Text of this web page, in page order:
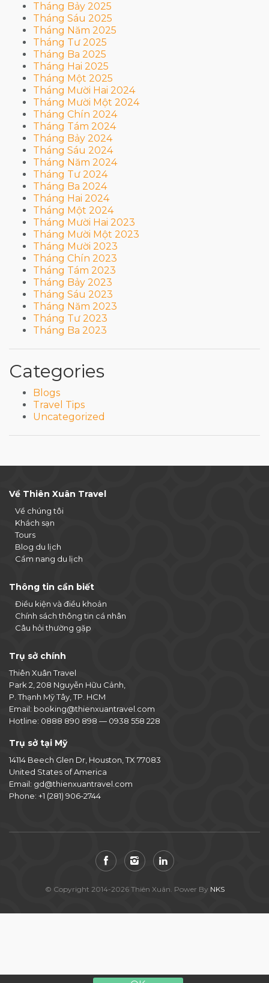
Tháng Bảy 2025
Tháng Sáu 2025
Tháng Năm 2025
Tháng Tư 2025
Tháng Ba 2025
Tháng Hai 2025
Tháng Một 2025
Tháng Mười Hai 2024
Tháng Mười Một 2024
Tháng Chín 2024
Tháng Tám 2024
Tháng Bảy 2024
Tháng Sáu 2024
Tháng Năm 2024
Tháng Tư 2024
Tháng Ba 2024
Tháng Hai 2024
Tháng Một 2024
Tháng Mười Hai 2023
Tháng Mười Một 2023
Tháng Mười 2023
Tháng Chín 2023
Tháng Tám 2023
Tháng Bảy 2023
Tháng Sáu 2023
Tháng Năm 2023
Tháng Tư 2023
Tháng Ba 2023
Categories
Blogs
Travel Tips
Uncategorized
Về Thiên Xuân Travel
Về chúng tôi
Khách sạn
Tours
Blog du lịch
Cẩm nang du lịch
Thông tin cần biết
Điều kiện và điều khoản
Chính sách thông tin cá nhân
Câu hỏi thường gặp
Trụ sở chính
Thiên Xuân Travel
Park 2, 208 Nguyễn Hữu Cảnh,
P. Thạnh Mỹ Tây, TP. HCM
Email: booking@thienxuantravel.com
Hotline: 0888 890 898 — 0938 558 228
Trụ sở tại Mỹ
14114 Beech Glen Dr, Houston, TX 77083
United States of America
Email: gd@thienxuantravel.com
Phone: +1 (281) 906-2744
© Copyright 2014-2026 Thiên Xuân. Power By NKS